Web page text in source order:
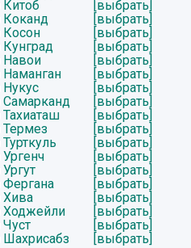
[выбрать]
Коканд
[выбрать]
Косон
[выбрать]
[выбрать]
Навои
[выбрать]
[выбрать]
[выбрать]
Самарканд
[выбрать]
[выбрать]
[выбрать]
[выбрать]
[выбрать]
[выбрать]
[выбрать]
Хива
[выбрать]
Ходжейли
[выбрать]
[выбрать]
[выбрать]